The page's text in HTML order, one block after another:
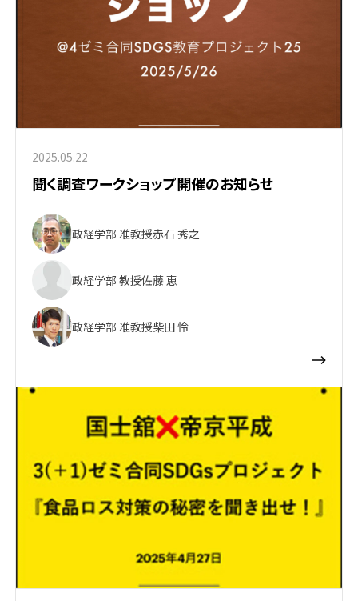
2025.05.22
聞く調査ワークショップ開催のお知らせ
政経学部 准教授赤石 秀之
政経学部 教授佐藤 恵
政経学部 准教授柴田 怜